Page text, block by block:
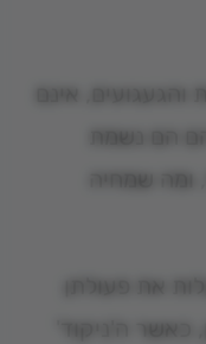
והגעגועים, אינם
הם נשמת
ומה שמחיה
את פעולתן
כאשר ה'ניקוד'